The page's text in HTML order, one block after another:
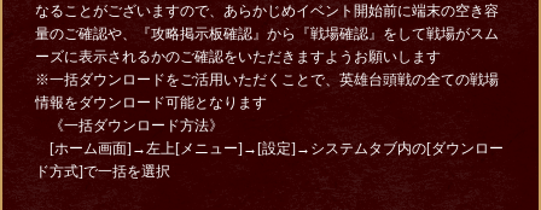
なることがございますので、あらかじめイベント開始前に端末の空き容
量のご確認や、『攻略掲示板確認』から『戦場確認』をして戦場がスム
ーズに表示されるかのご確認をいただきますようお願いします
※一括ダウンロードをご活用いただくことで、英雄台頭戦の全ての戦場
情報をダウンロード可能となります
《一括ダウンロード方法》
[ホーム画面]→左上[メニュー]→[設定]→システムタブ内の[ダウンロー
ド方式]で一括を選択